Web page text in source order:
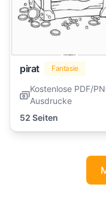
pirat Fantasie
Kostenlose PDF/
Ausdrucke
52 Seiten